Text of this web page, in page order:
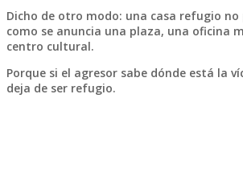
Dicho de otro modo: una casa refugio no
como se anuncia una plaza, una oficina
centro cultural.
Porque si el agresor sabe dónde está la
deja de ser refugio.